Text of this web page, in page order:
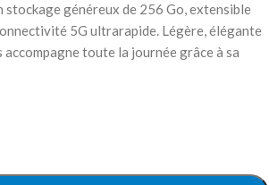
stockage généreux de 256 Go, extensible
5G ultrarapide. Légère, élégante
toute la journée grâce à sa